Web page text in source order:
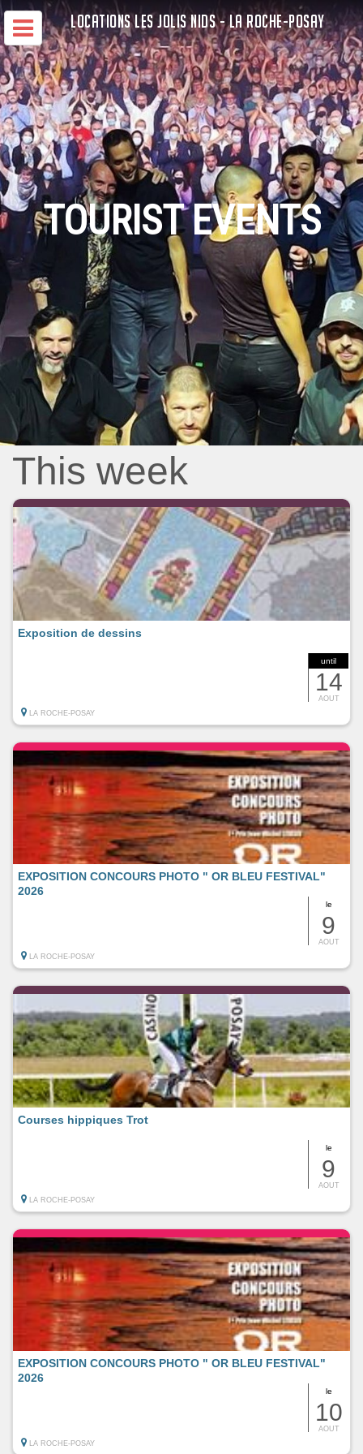
LOCATIONS LES JOLIS NIDS - LA ROCHE-POSAY
TOURIST EVENTS
This week
until
14
AOUT
Exposition de dessins
LA ROCHE-POSAY
le
9
AOUT
EXPOSITION CONCOURS PHOTO " OR BLEU FESTIVAL"
2026
LA ROCHE-POSAY
le
9
AOUT
Courses hippiques Trot
LA ROCHE-POSAY
le
10
AOUT
EXPOSITION CONCOURS PHOTO " OR BLEU FESTIVAL"
2026
LA ROCHE-POSAY